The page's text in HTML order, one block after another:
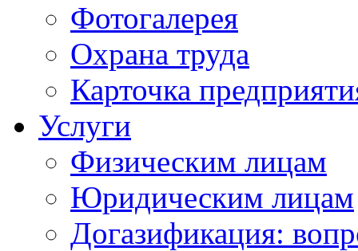
Фотогалерея
Охрана труда
Карточка
Услуги
Физическим лицам
Юридическим лицам
Догазификация: